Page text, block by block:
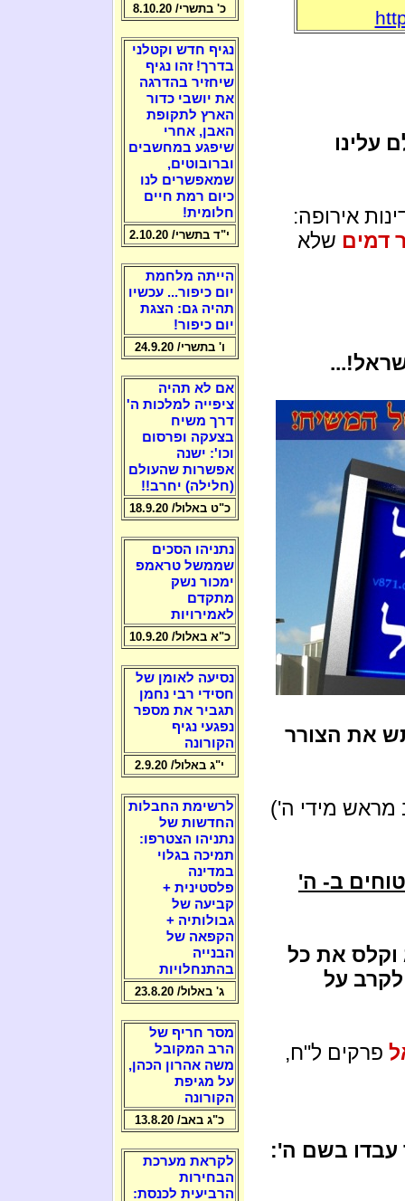
עלינו
אירופה:
דמים שלא
את הצורר
מראש מידי ה')
ב- ה'
וקלס את כל
לקרב על
פרקים ל"ח,
עבדו בשם ה':
כ' בתשרי/ 8.10.20
נגיף חדש וקטלני
בדרך! זהו נגיף
שיחזיר בהדרגה
את יושבי כדור
הארץ לתקופת
האבן, אחרי
שיפגע במחשבים
וברובוטים,
שמאפשרים לנו
כיום רמת חיים
חלומית!
י"ד בתשרי/ 2.10.20
הייתה מלחמת
יום כיפור... עכשיו
תהיה גם: הצגת
יום כיפור!
ו' בתשרי/ 24.9.20
אם לא תהיה
ציפייה למלכות ה'
דרך משיח
בצעקה ופרסום
וכו': ישנה
אפשרות שהעולם
(חלילה) יחרב!!
כ"ט באלול/ 18.9.20
נתניהו הסכים
שממשל טראמפ
ימכור נשק
מתקדם
לאמירויות
כ"א באלול/ 10.9.20
נסיעה לאומן של
חסידי רבי נחמן
תגביר את מספר
נפגעי נגיף
הקורונה
י"ג באלול/ 2.9.20
לרשימת החבלות
החדשות של
נתניהו הצטרפו:
תמיכה בגלוי
במדינה
פלסטינית +
קביעה של
גבולותיה +
הקפאה של
הבנייה
בהתנחלויות
ג' באלול/ 23.8.20
מסר חריף של
הרב המקובל
משה אהרון הכהן,
על מגיפת
הקורונה
כ"ג באב/ 13.8.20
לקראת מערכת
הבחירות
הרביעית לכנסת: